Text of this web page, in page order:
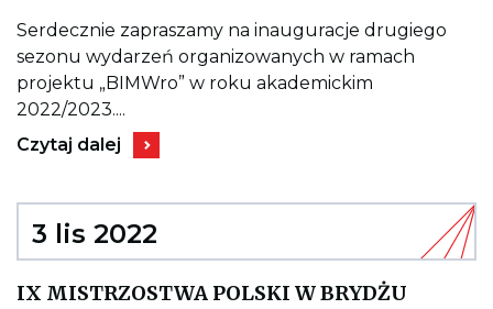
„BIMWro”
2022/2023
Serdecznie zapraszamy na inauguracje drugiego
sezonu wydarzeń organizowanych w ramach
projektu „BIMWro” w roku akademickim
2022/2023....
Kieruje
do
2022/2023
Czytaj dalej
3 lis 2022
IX MISTRZOSTWA POLSKI W BRYDŻU